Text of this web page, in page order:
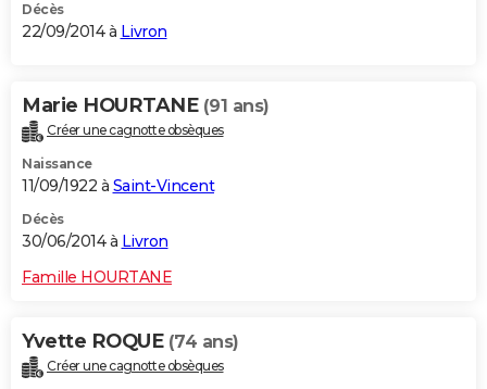
Décès
22/09/2014 à Livron
Marie HOURTANE (91 ans)
Créer une cagnotte obsèques
Naissance
11/09/1922 à Saint-Vincent
Décès
30/06/2014 à Livron
Famille HOURTANE
Yvette ROQUE (74 ans)
Créer une cagnotte obsèques